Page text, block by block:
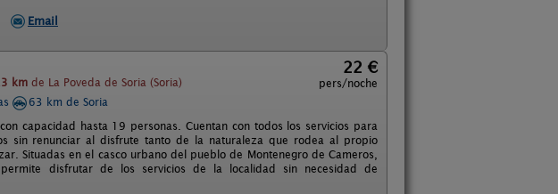
Email
km de La Poveda de Soria (Soria)
22 €
pers/noche
63 km de Soria
capacidad hasta 19 personas. Cuentan con todos los servicios para
sin renunciar al disfrute tanto de la naturaleza que rodea al propio
Situadas en el casco urbano del pueblo de Montenegro de Cameros,
disfrutar de los servicios de la localidad sin necesidad de